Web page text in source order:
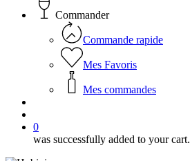
Commander
Commande rapide
Mes Favoris
Mes commandes
0
was successfully added to your cart.